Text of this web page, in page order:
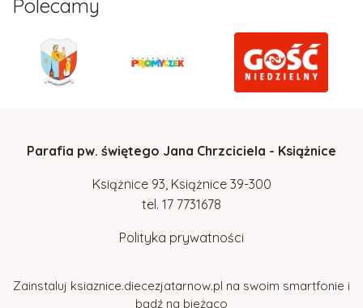
Polecamy
Parafia pw. świętego Jana Chrzciciela - Książnice
Książnice 93, Książnice 39-300
tel. 17 7731678
Polityka prywatności
Zainstaluj ksiaznice.diecezjatarnow.pl na swoim smartfonie i
bądź na bieżąco